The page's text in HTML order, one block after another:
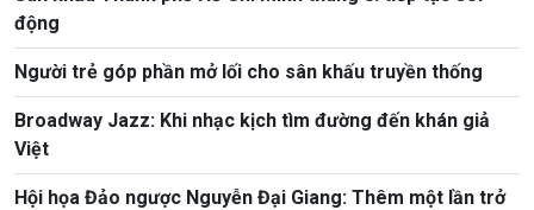
động
Người trẻ góp phần mở lối cho sân khấu truyền thống
Broadway Jazz: Khi nhạc kịch tìm đường đến khán giả
Việt
Hội họa Đảo ngược Nguyễn Đại Giang: Thêm một lần trở